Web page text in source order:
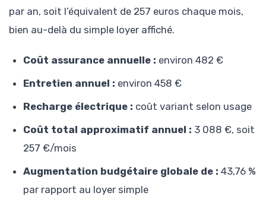
par an, soit l’équivalent de 257 euros chaque mois,
bien au-delà du simple loyer affiché.
Coût assurance annuelle : environ 482 €
Entretien annuel : environ 458 €
Recharge électrique : coût variant selon usage
Coût total approximatif annuel : 3 088 €, soit
257 €/mois
Augmentation budgétaire globale de : 43,76 %
par rapport au loyer simple